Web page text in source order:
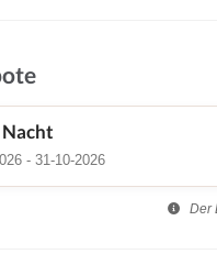
- 31-10-2026
Der